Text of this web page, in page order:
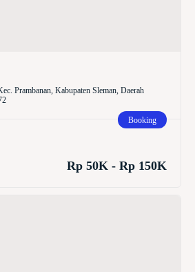
Prambanan, Kabupaten Sleman, Daerah
Booking
Rp 50K - Rp 150K